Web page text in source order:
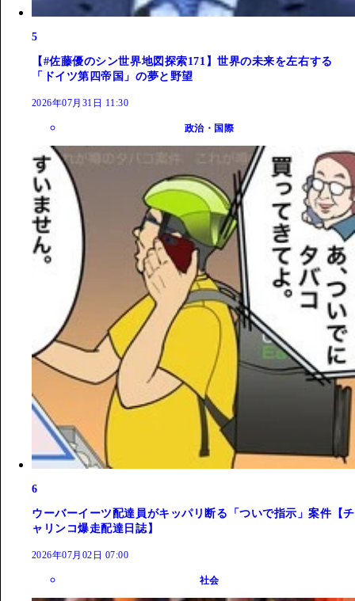
5
【#佐藤優のシン世界地図探索171】世界の未来を左右する
「ドイツ第四帝国」の夢と野望
2026年07月31日 11:30
政治・国際
6
ウーバーイーツ配達員がキッパリ断る「ついで指示」案件【チ
ャリンコ爆走配達日誌】
2026年07月02日 07:00
社会